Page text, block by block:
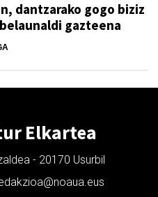
dantzarako gogo biziz
gazteena
Elkartea
- 20170 Usurbil